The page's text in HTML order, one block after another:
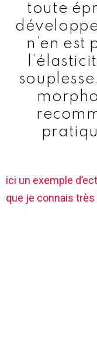
toute
n’en est
ici un exemple
que je connais très